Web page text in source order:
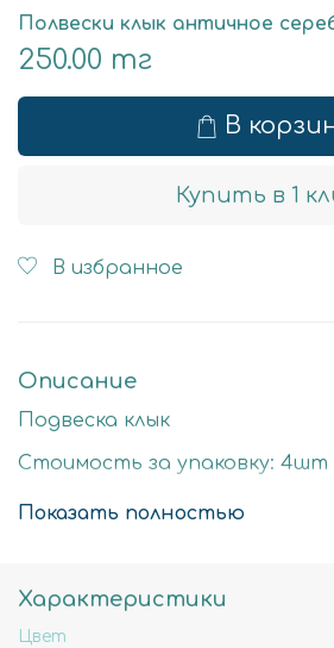
Полвески клык античное
250.00 тг
В
Купить в 1
В избранное
Описание
Подвеска клык
Стоимость за упаковку: 4шт
Цвет: античное серебро
Состав: Латунь высокого
Не содержит свинца, никеля и
Показать полностью
Характеристики
Цвет